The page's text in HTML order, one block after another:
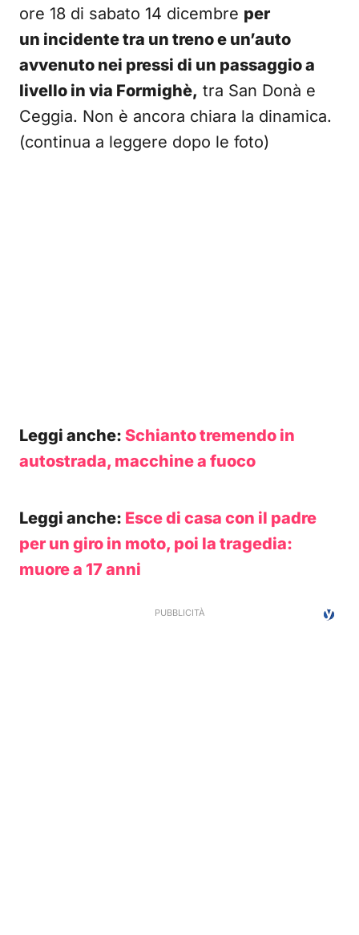
ore 18 di sabato 14 dicembre per
un incidente tra un treno e un’auto
avvenuto nei pressi di un passaggio a
livello in via Formighè, tra San Donà e
Ceggia. Non è ancora chiara la dinamica.
(continua a leggere dopo le foto)
Leggi anche: Schianto tremendo in
autostrada, macchine a fuoco
Leggi anche: Esce di casa con il padre
per un giro in moto, poi la tragedia:
muore a 17 anni